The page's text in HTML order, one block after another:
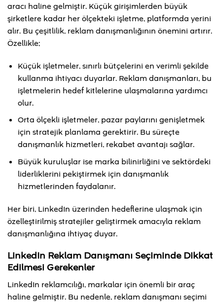
aracı haline gelmiştir. Küçük girişimlerden büyük
şirketlere kadar her ölçekteki işletme, platformda yerini
alır. Bu çeşitlilik, reklam danışmanlığının önemini artırır.
Özellikle;
Küçük işletmeler, sınırlı bütçelerini en verimli şekilde
kullanma ihtiyacı duyarlar. Reklam danışmanları, bu
işletmelerin hedef kitlelerine ulaşmalarına yardımcı
olur.
Orta ölçekli işletmeler, pazar paylarını genişletmek
için stratejik planlama gerektirir. Bu süreçte
danışmanlık hizmetleri, rekabet avantajı sağlar.
Büyük kuruluşlar ise marka bilinirliğini ve sektördeki
liderliklerini pekiştirmek için danışmanlık
hizmetlerinden faydalanır.
Her biri, LinkedIn üzerinden hedeflerine ulaşmak için
özelleştirilmiş stratejiler geliştirmek amacıyla reklam
danışmanlığına ihtiyaç duyar.
LinkedIn Reklam Danışmanı Seçiminde Dikkat
Edilmesi Gerekenler
LinkedIn reklamcılığı, markalar için önemli bir araç
haline gelmiştir. Bu nedenle, reklam danışmanı seçimi